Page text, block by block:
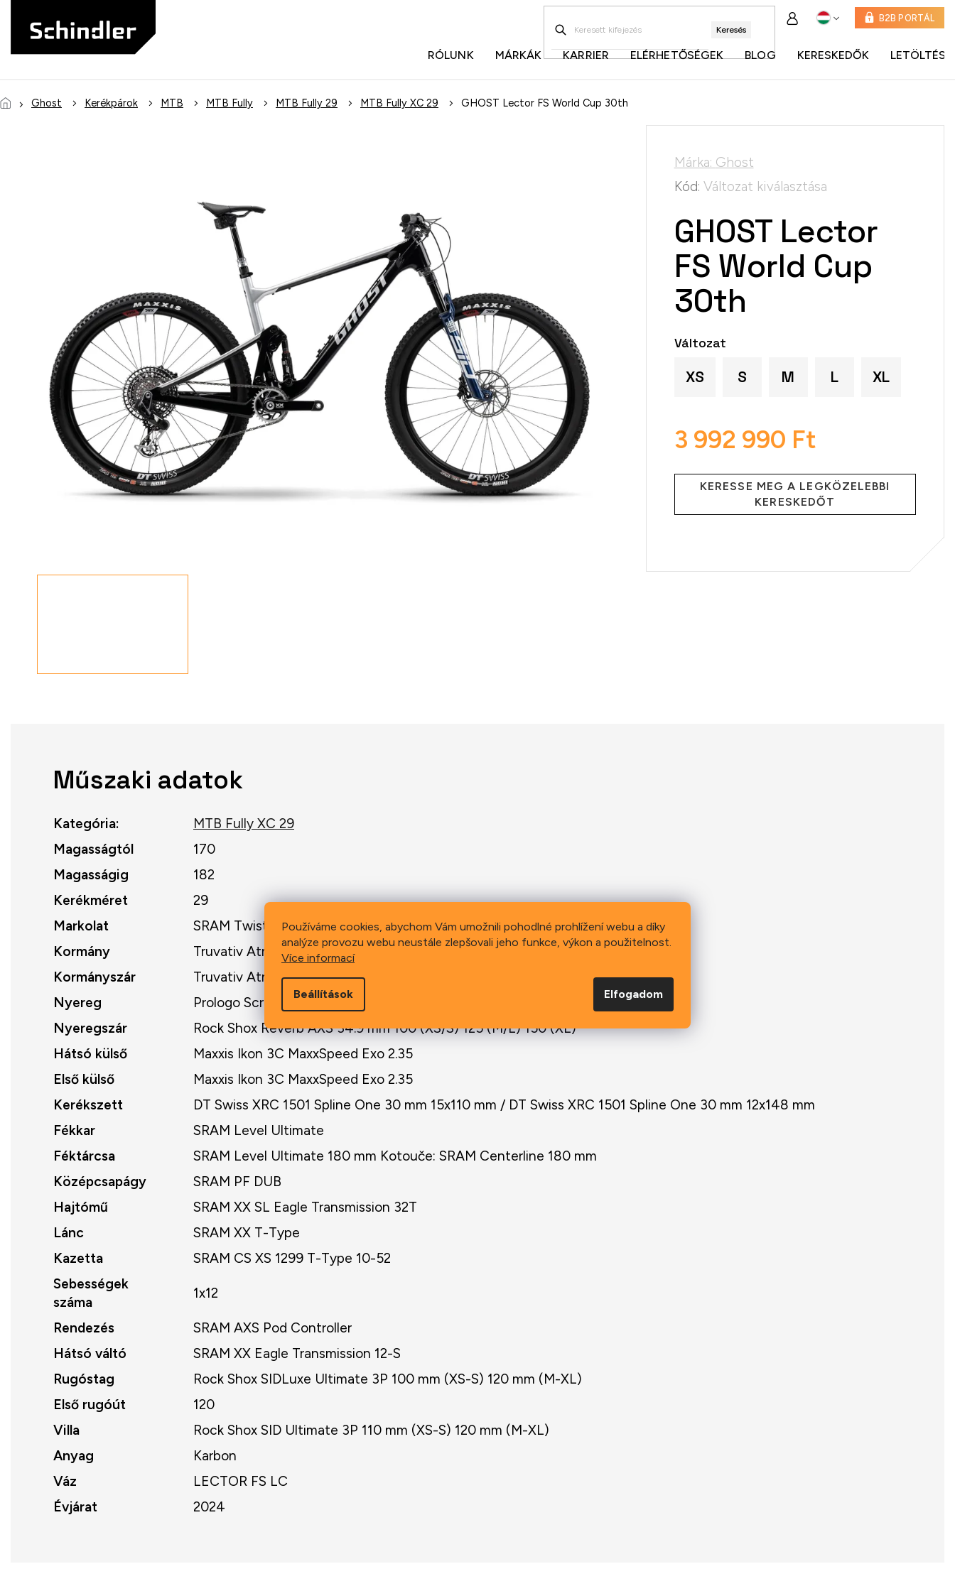
Používáme cookies, abychom Vám umožnili pohodlné prohlížení webu a díky
analýze provozu webu neustále zlepšovali jeho funkce, výkon a použitelnost.
Více informací
Beállítások Elfogadom
tartalomhoz
Keresés
B2B PORTÁL
RÓLUNK MÁRKÁK KARRIER ELÉRHETŐSÉGEK BLOG KERESKEDŐK
Ghost Kerékpárok MTB MTB Fully MTB Fully 29 MTB Fully XC 29 GHOST Lector FS World Cup 30th
GHOST Lector
FS World Cup
30th
Márka: Ghost
Kód: Változat kiválasztása
3 992 990 Ft
KERESSE MEG A LEGKÖZELEBBI
KERESKEDŐT
Változat
XS S M L XL
Műszaki adatok
Kategória:
MTB Fully XC 29
Magasságtól
170
Magasságig
182
Kerékméret
29
Markolat
SRAM Twistlock
Kormány
Truvativ Atmos Carbon Flat Bar 31.8 mm 760/0 mm
Kormányszár
Truvativ Atmos 6K 31.8 mm
Nyereg
Prologo Scratch M5 PAS
Nyeregszár
Rock Shox Reverb AXS 34.9 mm 100 (XS/S) 125 (M/L) 150 (XL)
Hátsó külső
Maxxis Ikon 3C MaxxSpeed Exo 2.35
Első külső
Maxxis Ikon 3C MaxxSpeed Exo 2.35
Kerékszett
DT Swiss XRC 1501 Spline One 30 mm 15x110 mm / DT Swiss XRC 1501 Spline One 30 mm 12x148 mm
Fékkar
SRAM Level Ultimate
Féktárcsa
SRAM Level Ultimate 180 mm Kotouče: SRAM Centerline 180 mm
Középcsapágy
SRAM PF DUB
Hajtómű
SRAM XX SL Eagle Transmission 32T
Lánc
SRAM XX T-Type
Kazetta
SRAM CS XS 1299 T-Type 10-52
Sebességek
száma
1x12
Rendezés
SRAM AXS Pod Controller
Hátsó váltó
SRAM XX Eagle Transmission 12-S
Rugóstag
Rock Shox SIDLuxe Ultimate 3P 100 mm (XS-S) 120 mm (M-XL)
Első rugóút
120
Villa
Rock Shox SID Ultimate 3P 110 mm (XS-S) 120 mm (M-XL)
Anyag
Karbon
Váz
LECTOR FS LC
Évjárat
2024